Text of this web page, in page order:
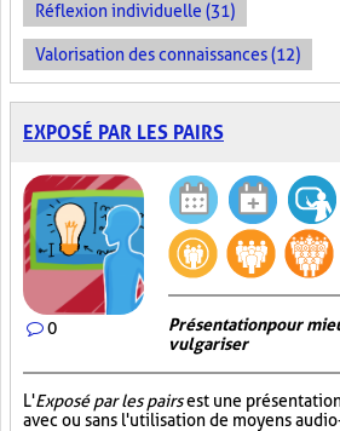
Réflexion individuelle (31)
Valorisation des connaissances (12)
EXPOSÉ PAR LES PAIRS
0
Présentation pour
vulgariser
L'Exposé par les pairsest une
avec ou sans l'utilisation de moyens